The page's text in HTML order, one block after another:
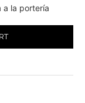
a la portería